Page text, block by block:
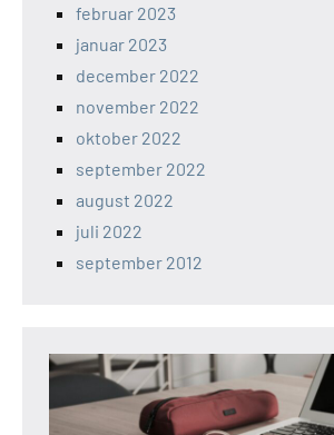
februar 2023
januar 2023
december 2022
november 2022
oktober 2022
september 2022
august 2022
juli 2022
september 2012